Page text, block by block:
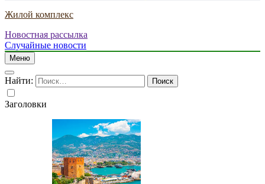
Жилой комплекс
Новостная рассылка
Случайные новости
Меню
Найти:
Заголовки